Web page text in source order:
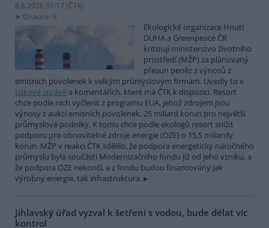
6.8.2026 01:17 (ČTK)
Diskuse: 9
Ekologické organizace Hnutí
DUHA a Greenpeace ČR
kritizují ministerstvo životního
prostředí (MŽP) za plánovaný
přesun peněz z výnosů z
emisních povolenek k velkým průmyslovým firmám. Uvedly to v
tiskové zprávě a komentářích, které má ČTK k dispozici. Resort
chce podle nich vyčlenit z programu EUA, jehož zdrojem jsou
výnosy z aukcí emisních povolenek, 25 miliard korun pro největší
průmyslové podniky. K tomu chce podle ekologů resort snížit
podporu pro obnovitelné zdroje energie (OZE) o 15,5 miliardy
korun. MŽP v reakci ČTK sdělilo, že podpora energeticky náročného
průmyslu byla součástí Modernizačního fondu již od jeho vzniku, a
že podpora OZE nekončí, a z fondu budou financovány jak
výrobny energie, tak infrastruktura.
Jihlavský úřad vyzval k šetření s vodou, bude dělat víc
kontrol